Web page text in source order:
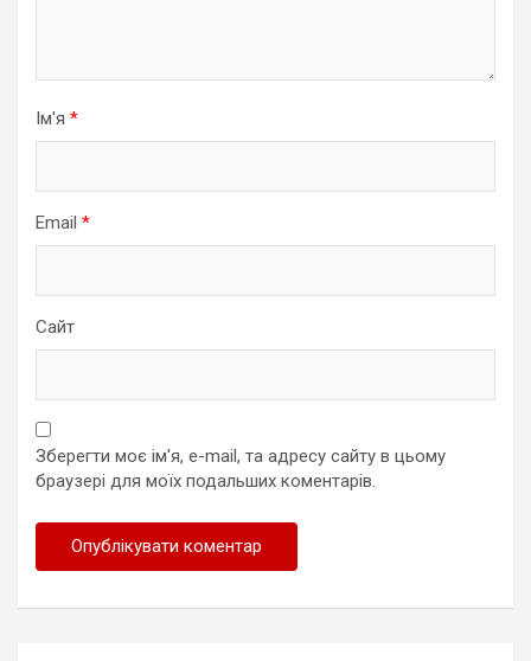
Ім'я *
Email *
Сайт
Зберегти моє ім'я, e-mail, та адресу сайту в цьому
браузері для моїх подальших коментарів.